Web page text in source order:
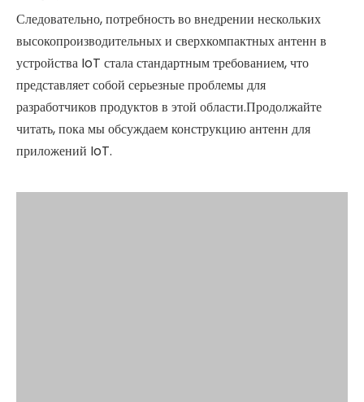
Следовательно, потребность во внедрении нескольких
высокопроизводительных и сверхкомпактных антенн в
устройства IoT стала стандартным требованием, что
представляет собой серьезные проблемы для
разработчиков продуктов в этой области.Продолжайте
читать, пока мы обсуждаем конструкцию антенн для
приложений IoT.